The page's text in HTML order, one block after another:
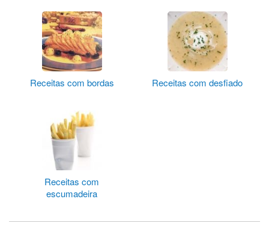
Receitas com bordas Receitas com desfiado
Receitas com
escumadeira